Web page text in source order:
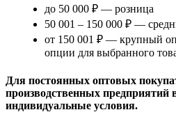
до 50 000 ₽ — розница
50 001 – 150 000 ₽ —
от 150 001 ₽ — крупный
опции для выбранного
Для постоянных оптовых
производственных предприятий
индивидуальные условия.